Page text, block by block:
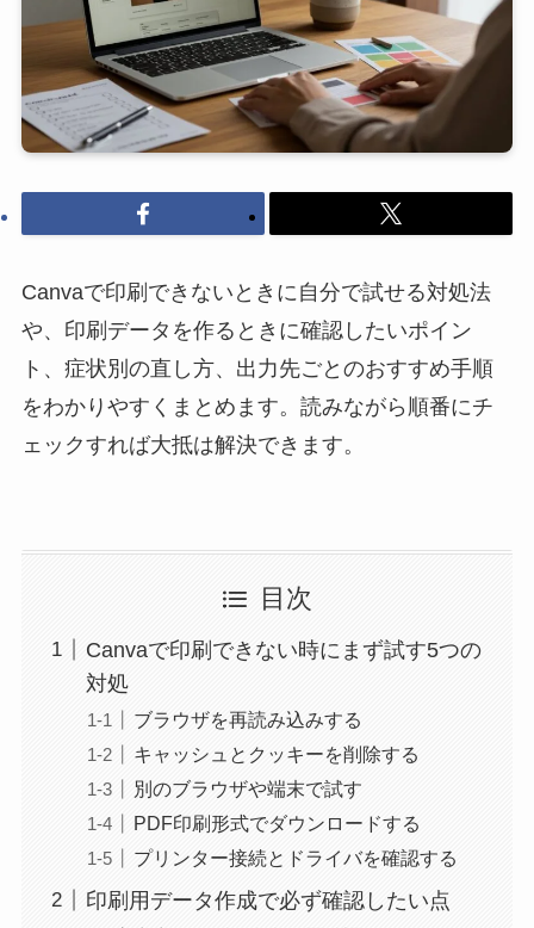
Canvaで印刷できないときに自分で試せる対処法
や、印刷データを作るときに確認したいポイン
ト、症状別の直し方、出力先ごとのおすすめ手順
をわかりやすくまとめます。読みながら順番にチ
ェックすれば大抵は解決できます。
目次
Canvaで印刷できない時にまず試す5つの
対処
ブラウザを再読み込みする
キャッシュとクッキーを削除する
別のブラウザや端末で試す
PDF印刷形式でダウンロードする
プリンター接続とドライバを確認する
印刷用データ作成で必ず確認したい点